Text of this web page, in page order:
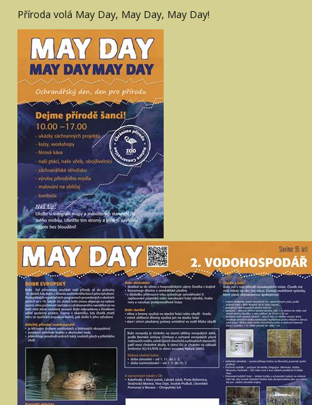
Příroda volá May Day, May Day, May Day!